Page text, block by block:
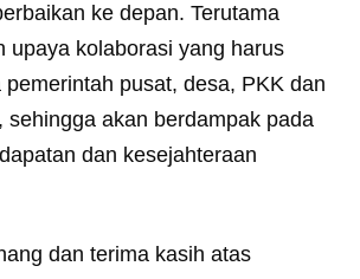
ke depan. Terutama
upaya kolaborasi yang harus
pusat, desa, PKK dan
sehingga akan berdampak pada
dan kesejahteraan
dan terima kasih atas